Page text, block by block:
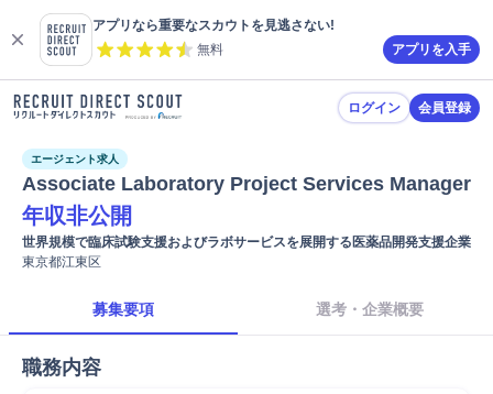
アプリなら重要なスカウトを見逃さない!
無料
アプリを入手
ログイン 会員登録
エージェント求人
Associate Laboratory Project Services Manager
年収非公開
世界規模で臨床試験支援およびラボサービスを展開する医薬品開発支援企業
東京都江東区
募集要項 選考・企業概要
職務内容